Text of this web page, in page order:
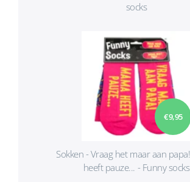
socks
€ 9,95
Sokken - Vraag het maar aan
heeft pauze... - Funny socks